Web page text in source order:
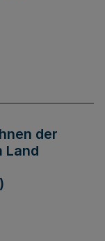
der
Land